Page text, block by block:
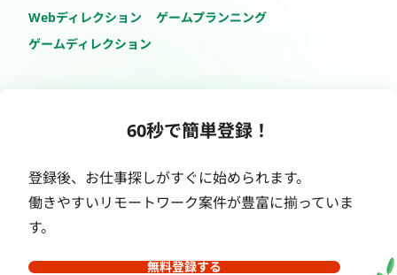
Webディレクション
ゲームプランニング
ゲームディレクション
60秒で簡単登録！
登録後、お仕事探しがすぐに始められます。
働きやすいリモートワーク案件が豊富に揃っていま
す。
無料登録する